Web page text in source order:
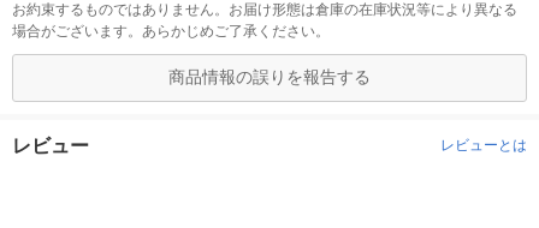
お約束するものではありません。お届け形態は倉庫の在庫状況等により異なる
場合がございます。あらかじめご了承ください。
商品情報の誤りを報告する
レビュー レビューとは